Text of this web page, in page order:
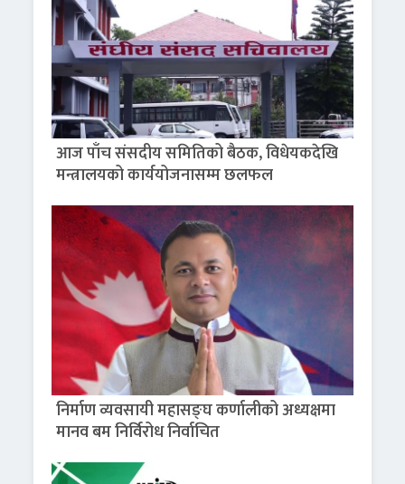
आज पाँच संसदीय समितिको बैठक, विधेयकदेखि
मन्त्रालयको कार्ययोजनासम्म छलफल
निर्माण व्यवसायी महासङ्घ कर्णालीको अध्यक्षमा
मानव बम निर्विरोध निर्वाचित